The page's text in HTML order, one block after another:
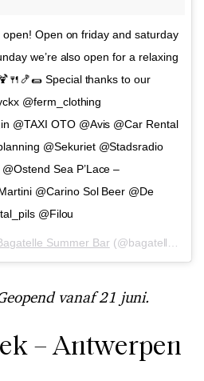
Open on friday and saturday
we’re also open for a relaxing
Special thanks to our
@ferm_clothing
@TAXI OTO @Avis @Car Rental
@Sekuriet @Stadsradio
Sea P’Lace –
@Carino Sol Beer @De
@Filou
Summer Bar (@bagatellesummerbar) op
vanaf 21 juni.
– Antwerpen